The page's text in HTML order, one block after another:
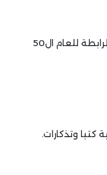
زار النائب جميل عبّود الرابطة الثقافية في طرابلس وجال في معرض الكتاب الذي تنظّمه الرابطة للعام ال50
وتذكارات.